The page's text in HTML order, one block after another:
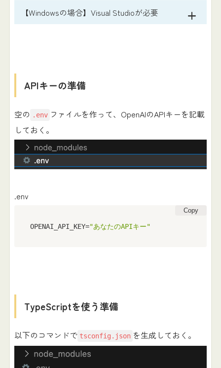
【Windowsの場合】Visual Studioが必要
APIキーの準備
空の .env ファイルを作って、OpenAIのAPIキーを記載
しておく。
.env
Copy
OPENAI_API_KEY="あなたのAPIキー"
TypeScriptを使う準備
以下のコマンドで tsconfig.json を生成しておく。